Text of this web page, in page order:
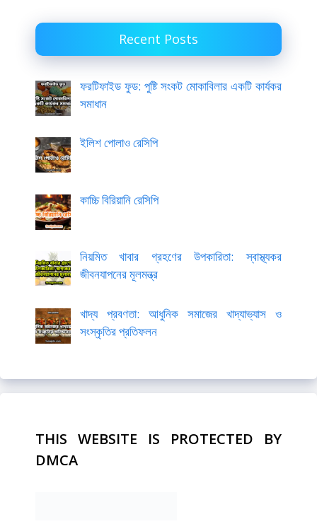
Recent Posts
ফরটিফাইড ফুড: পুষ্টি সংকট মোকাবিলার একটি কার্যকর
সমাধান
ইলিশ পোলাও রেসিপি
কাচ্চি বিরিয়ানি রেসিপি
নিয়মিত খাবার গ্রহণের উপকারিতা: স্বাস্থ্যকর
জীবনযাপনের মূলমন্ত্র
খাদ্য প্রবণতা: আধুনিক সমাজের খাদ্যাভ্যাস ও
সংস্কৃতির প্রতিফলন
THIS WEBSITE IS PROTECTED BY
DMCA